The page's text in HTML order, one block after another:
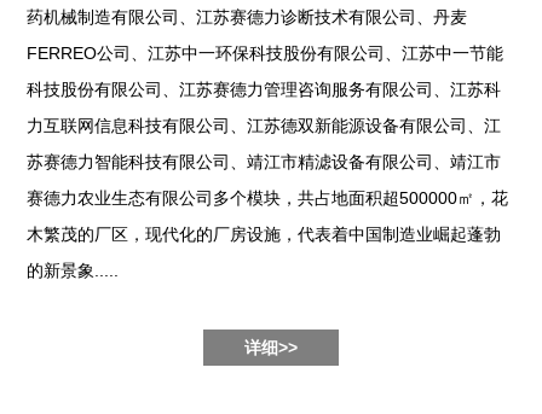
药机械制造有限公司、江苏赛德力诊断技术有限公司、丹麦
FERREO公司、江苏中一环保科技股份有限公司、江苏中一节能
科技股份有限公司、江苏赛德力管理咨询服务有限公司、江苏科
力互联网信息科技有限公司、江苏德双新能源设备有限公司、江
苏赛德力智能科技有限公司、靖江市精滤设备有限公司、靖江市
赛德力农业生态有限公司多个模块，共占地面积超500000㎡，花
木繁茂的厂区，现代化的厂房设施，代表着中国制造业崛起蓬勃
的新景象.....
详细>>